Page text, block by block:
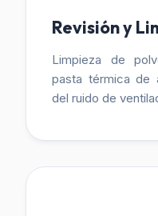
Revisión y
Limpieza de
pasta térmica de
del ruido de